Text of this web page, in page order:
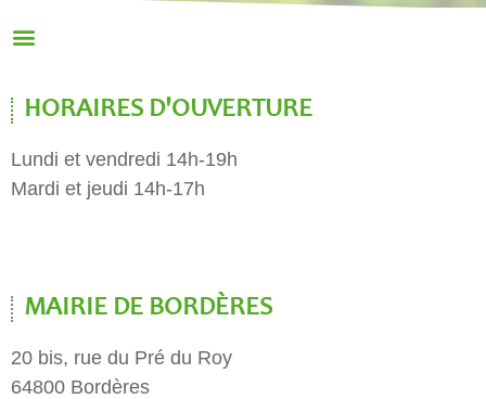
HORAIRES D'OUVERTURE
Lundi et vendredi 14h-19h
Mardi et jeudi 14h-17h
MAIRIE DE BORDÈRES
20 bis, rue du Pré du Roy
64800 Bordères